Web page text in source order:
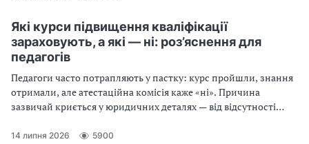
Які курси підвищення кваліфікації
зараховують, а які — ні: роз’яснення для
педагогів
Педагоги часто потрапляють у пастку: курс пройшли, знання
отримали, але атестаційна комісія каже «ні». Причина
зазвичай криється у юридичних деталях — від відсутності
переліку результатів навчання в самому документі. Читайте,
14 липня 2026 5900